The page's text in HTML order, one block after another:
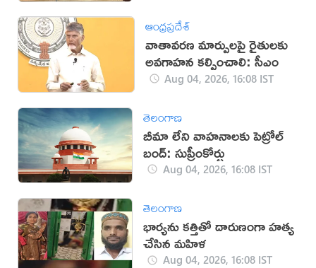
ఆంధ్రప్రదేశ్
వాతావరణ మార్పులపై రైతులకు
అవగాహన కల్పించాలి: సీఎం
Aug 04, 2026, 16:08 IST
తెలంగాణ
బీమా లేని వాహనాలకు పెట్రోల్
బంద్: సుప్రీంకోర్టు
Aug 04, 2026, 16:08 IST
తెలంగాణ
భార్యను కత్తితో దారుణంగా హత్య
చేసిన మహిళ
Aug 04, 2026, 16:08 IST